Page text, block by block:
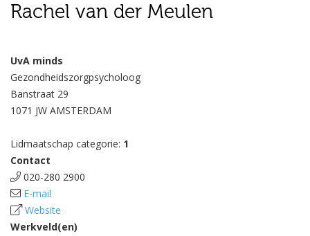
Rachel van der Meulen
UvA minds
Gezondheidszorgpsycholoog
Banstraat 29
1071 JW AMSTERDAM
Lidmaatschap categorie: 1
Contact
020-280 2900
E-mail
Website
Werkveld(en)